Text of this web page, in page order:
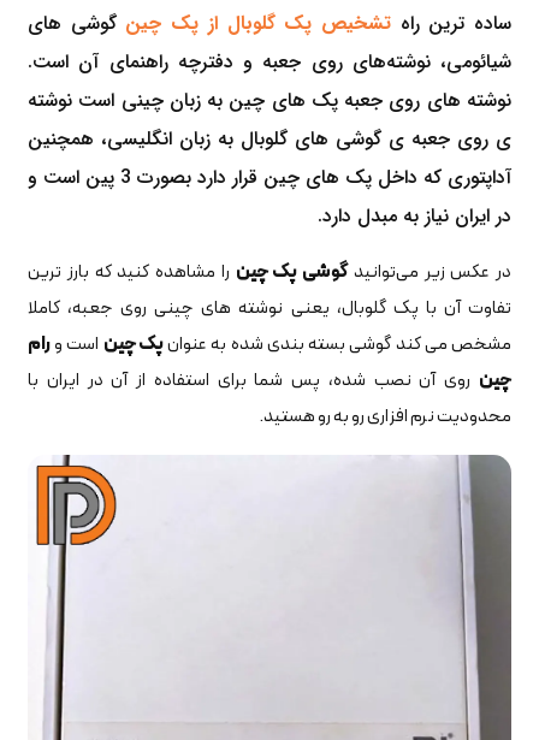
ساده ترین راهتشخیص پک گلوبال از پک چین گوشی های
شیائومی، نوشته‌های روی جعبه و دفترچه راهنمای آن است.
نوشته های روی جعبه پک های چین به زبان چینی است نوشته
ی روی جعبه ی گوشی های گلوبال به زبان انگلیسی، همچنین
آداپتوری که داخل پک های چین قرار دارد بصورت 3 پین است و
در ایران نیاز به مبدل دارد.
در عکس زیر می‌توانیدگوشی پک چین را مشاهده کنید که بارز ترین
تفاوت آن با پک گلوبال، یعنی نوشته های چینی روی جعبه، کاملا
مشخص می کند گوشی بسته بندی شده به عنوانپک چین است ورام
چین روی آن نصب شده، پس شما برای استفاده از آن در ایران با
محدودیت نرم افزاری رو به رو هستید.